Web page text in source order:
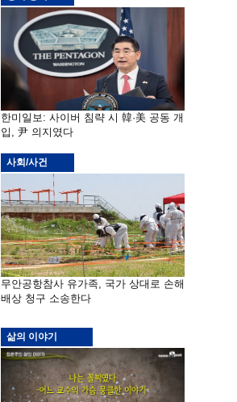
한미일보: 사이버 침략 시 韓·美 공동 개
입, 尹 의지였다
사회/사건
무안공항참사 유가족, 국가 상대로 손해
배상 청구 소송한다
삶의 이야기